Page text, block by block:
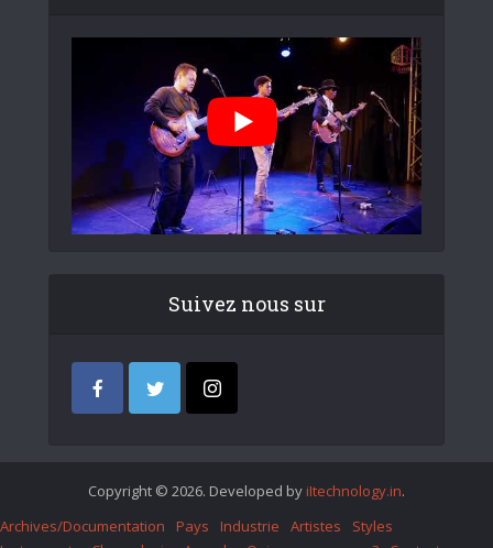
Suivez nous sur
Copyright © 2026. Developed by iItechnology.in.
Archives/Documentation
Pays Industrie Artistes
Styles